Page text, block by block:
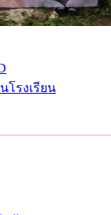
โรงเรียน